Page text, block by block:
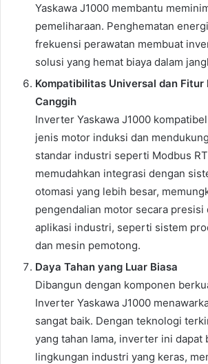
Yaskawa J1000 membantu
pemeliharaan. Penghematan
frekuensi perawatan membuat
solusi yang hemat biaya dalam
Kompatibilitas Universal dan Fitur
Canggih
Inverter Yaskawa J1000
jenis motor induksi dan
standar industri seperti Modbus
memudahkan integrasi dengan
otomasi yang lebih besar,
pengendalian motor secara presisi
aplikasi industri, seperti sistem
dan mesin pemotong.
Daya Tahan yang Luar Biasa
Dibangun dengan komponen
Inverter Yaskawa J1000
sangat baik. Dengan teknologi
yang tahan lama, inverter ini dapat
lingkungan industri yang keras,